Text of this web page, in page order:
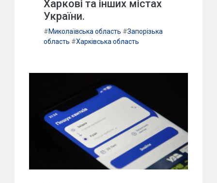
Харкові та інших містах
України.
#Миколаївська область #Запорізька
область #Харківська область